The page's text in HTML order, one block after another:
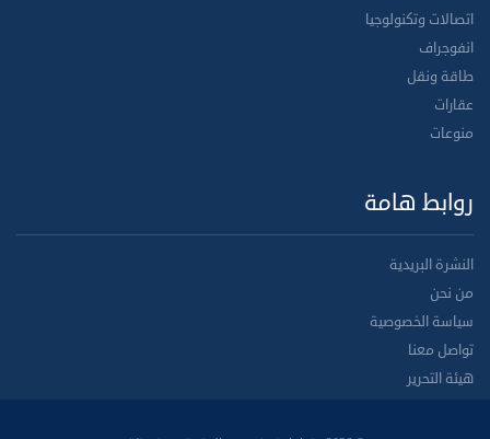
اتصالات وتكنولوجيا
انفوجراف
طاقة ونقل
عقارات
منوعات
روابط هامة
النشرة البريدية
من نحن
سياسة الخصوصية
تواصل معنا
هيئة التحرير